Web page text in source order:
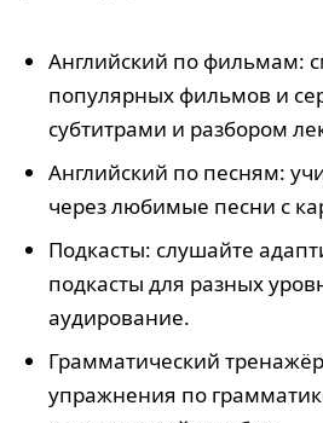
Английский по фильмам:
популярных фильмов и
субтитрами и разбором
Английский по песням:
через любимые песни с
Подкасты: слушайте
подкасты для разных
аудирование.
Грамматический
упражнения по